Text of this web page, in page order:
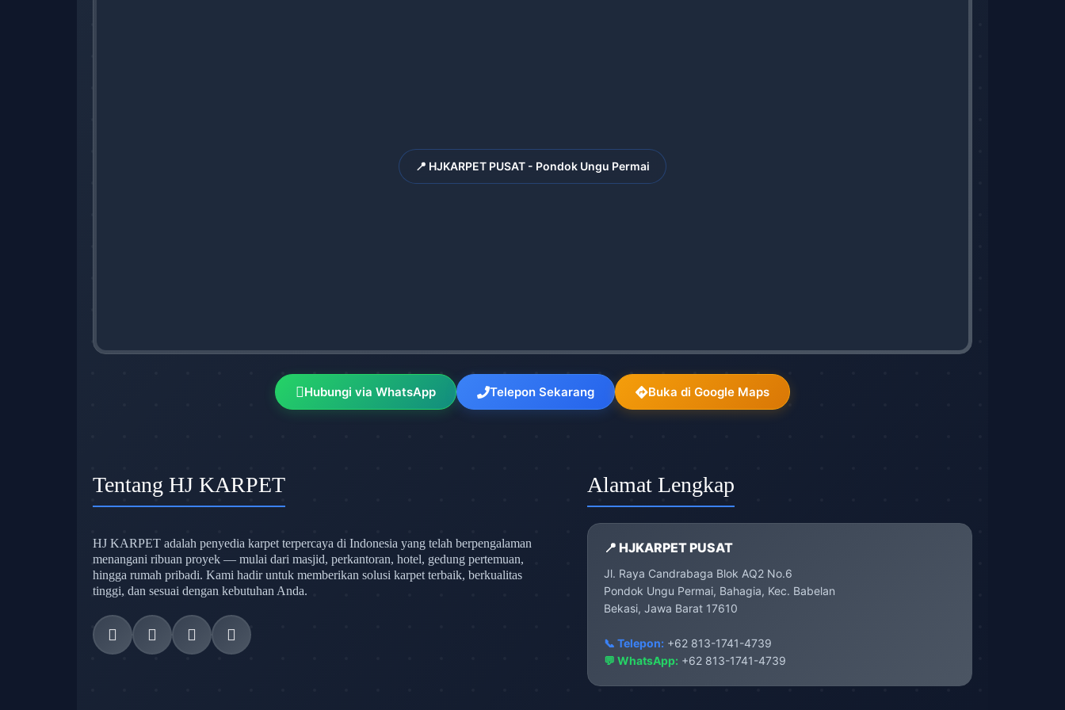
📍 HJKARPET PUSAT - Pondok Ungu Permai
Hubungi via WhatsApp Telepon Sekarang Buka di Google Maps
Tentang HJ KARPET
HJ KARPET adalah penyedia karpet terpercaya di Indonesia yang telah berpengalaman
menangani ribuan proyek — mulai dari masjid, perkantoran, hotel, gedung pertemuan,
hingga rumah pribadi. Kami hadir untuk memberikan solusi karpet terbaik, berkualitas
tinggi, dan sesuai dengan kebutuhan Anda.
Alamat Lengkap
📍 HJKARPET PUSAT
Jl. Raya Candrabaga Blok AQ2 No.6
Pondok Ungu Permai, Bahagia, Kec. Babelan
Bekasi, Jawa Barat 17610
📞 Telepon:+62 813-1741-4739
💬 WhatsApp: +62 813-1741-4739